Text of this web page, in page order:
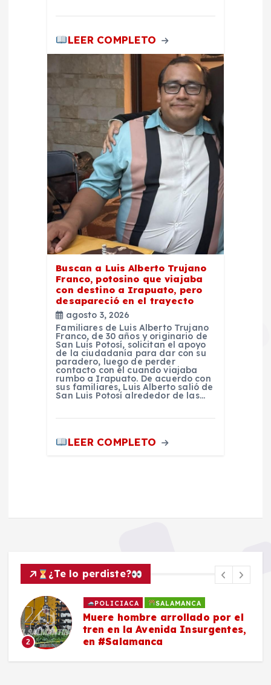
LEER COMPLETO
Buscan a Luis Alberto Trujano
Franco, potosino que viajaba
con destino a Irapuato, pero
desapareció en el trayecto
agosto 3, 2026
Familiares de Luis Alberto Trujano
Franco, de 30 años y originario de
San Luis Potosí, solicitan el apoyo
de la ciudadanía para dar con su
paradero, luego de perder
contacto con él cuando viajaba
rumbo a Irapuato. De acuerdo con
sus familiares, Luis Alberto salió de
San Luis Potosí alrededor de las…
LEER COMPLETO
¿Te lo perdiste?
2
POLICIACA SALAMANCA
Muere hombre arrollado por el
tren en la Avenida Insurgentes,
en #Salamanca